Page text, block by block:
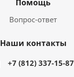
Помощь
Вопрос-ответ
Наши контакты
+7 (812) 337-15-87